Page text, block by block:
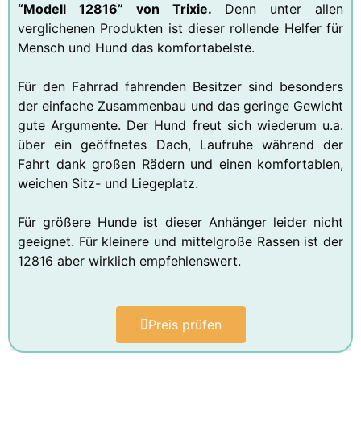
“Modell 12816” von Trixie. Denn unter allen
verglichenen Produkten ist dieser rollende Helfer für
Mensch und Hund das komfortabelste.
Für den Fahrrad fahrenden Besitzer sind besonders
der einfache Zusammenbau und das geringe Gewicht
gute Argumente. Der Hund freut sich wiederum u.a.
über ein geöffnetes Dach, Laufruhe während der
Fahrt dank großen Rädern und einen komfortablen,
weichen Sitz- und Liegeplatz.
Für größere Hunde ist dieser Anhänger leider nicht
geeignet. Für kleinere und mittelgroße Rassen ist der
12816 aber wirklich empfehlenswert.
Preis prüfen